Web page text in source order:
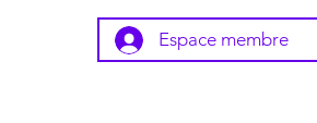
Espace membre